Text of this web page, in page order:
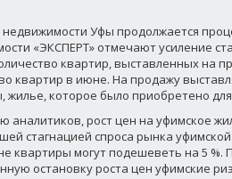
Уфы продолжается
«ЭКСПЕРТ» отмечают усиление
квартир, выставленных на
квартир в июне. На продажу
жилье, которое было приобретено
аналитиков, рост цен на уфимское
стагнацией спроса рынка
квартиры могут подешеветь на 5
остановку роста цен уфимские